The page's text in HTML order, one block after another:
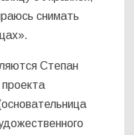
снимать
Степан